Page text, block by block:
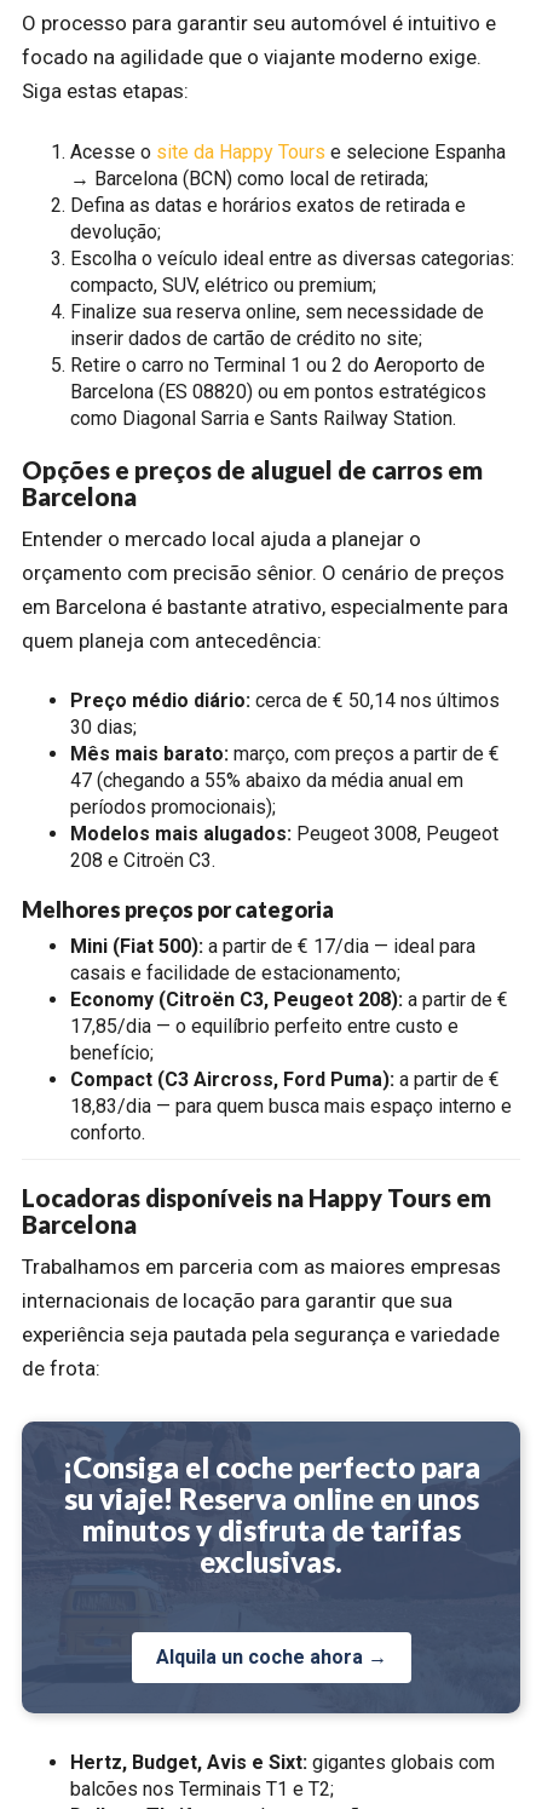
O processo para garantir seu automóvel é intuitivo e
focado na agilidade que o viajante moderno exige.
Siga estas etapas:
Acesse o site da Happy Tours e selecione Espanha
→ Barcelona (BCN) como local de retirada;
Defina as datas e horários exatos de retirada e
devolução;
Escolha o veículo ideal entre as diversas categorias:
compacto, SUV, elétrico ou premium;
Finalize sua reserva online, sem necessidade de
inserir dados de cartão de crédito no site;
Retire o carro no Terminal 1 ou 2 do Aeroporto de
Barcelona (ES 08820) ou em pontos estratégicos
como Diagonal Sarria e Sants Railway Station.
Opções e preços de aluguel de carros em
Barcelona
Entender o mercado local ajuda a planejar o
orçamento com precisão sênior. O cenário de preços
em Barcelona é bastante atrativo, especialmente para
quem planeja com antecedência:
Preço médio diário: cerca de € 50,14 nos últimos
30 dias;
Mês mais barato: março, com preços a partir de €
47 (chegando a 55% abaixo da média anual em
períodos promocionais);
Modelos mais alugados: Peugeot 3008, Peugeot
208 e Citroën C3.
Melhores preços por categoria
Mini (Fiat 500): a partir de € 17/dia — ideal para
casais e facilidade de estacionamento;
Economy (Citroën C3, Peugeot 208): a partir de €
17,85/dia — o equilíbrio perfeito entre custo e
benefício;
Compact (C3 Aircross, Ford Puma): a partir de €
18,83/dia — para quem busca mais espaço interno e
conforto.
Locadoras disponíveis na Happy Tours em
Barcelona
Trabalhamos em parceria com as maiores empresas
internacionais de locação para garantir que sua
experiência seja pautada pela segurança e variedade
de frota:
¡Consiga el coche perfecto para
su viaje! Reserva online en unos
minutos y disfruta de tarifas
exclusivas.
Alquila un coche ahora →
Hertz, Budget, Avis e Sixt: gigantes globais com
balcões nos Terminais T1 e T2;